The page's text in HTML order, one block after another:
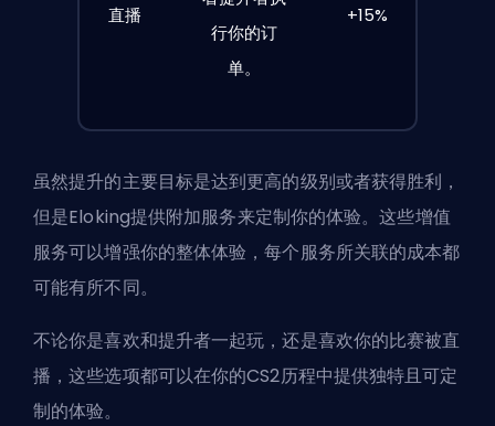
直播
行你的订
单。
+15%
虽然提升的主要目标是达到更高的级别或者获得胜利，
但是Eloking提供附加服务来定制你的体验。这些增值
服务可以增强你的整体体验，每个服务所关联的成本都
可能有所不同。
不论你是喜欢和提升者一起玩，还是喜欢你的比赛被直
播，这些选项都可以在你的CS2历程中提供独特且可定
制的体验。